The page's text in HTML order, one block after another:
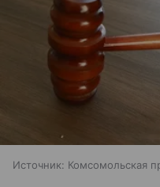
Источник: Комсомольская